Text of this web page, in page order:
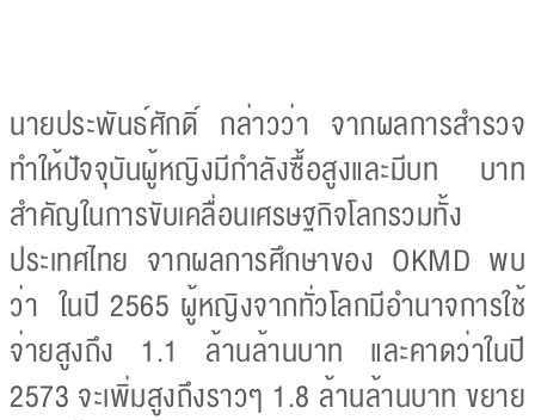
นายประพันธ์ศักดิ์ กล่าวว่า จากผลการสำรวจ
ทำให้ปัจจุบันผู้หญิงมีกำลังซื้อสูงและมีบท บาท
สำคัญในการขับเคลื่อนเศรษฐกิจโลกรวมทั้ง
ประเทศไทย จากผลการศึกษาของ OKMD พบ
ว่า ในปี 2565 ผู้หญิงจากทั่วโลกมีอำนาจการใช้
จ่ายสูงถึง 1.1 ล้านล้านบาท และคาดว่าในปี
2573 จะเพิ่มสูงถึงราวๆ 1.8 ล้านล้านบาท ขยาย